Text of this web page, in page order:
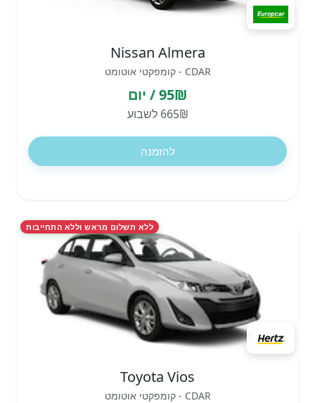
Nissan Almera
CDAR - קומפקטי אוטומט
95₪ / יום
665₪ לשבוע
להזמנה
ללא תשלום מראש וללא התחייבות
Toyota Vios
CDAR - קומפקטי אוטומט